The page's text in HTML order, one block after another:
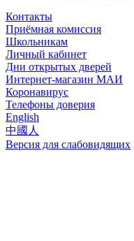
Контакты
Приёмная комиссия
Школьникам
Личный кабинет
Дни открытых дверей
Интернет-магазин МАИ
Коронавирус
Телефоны доверия
English
中國人
Версия для слабовидящих